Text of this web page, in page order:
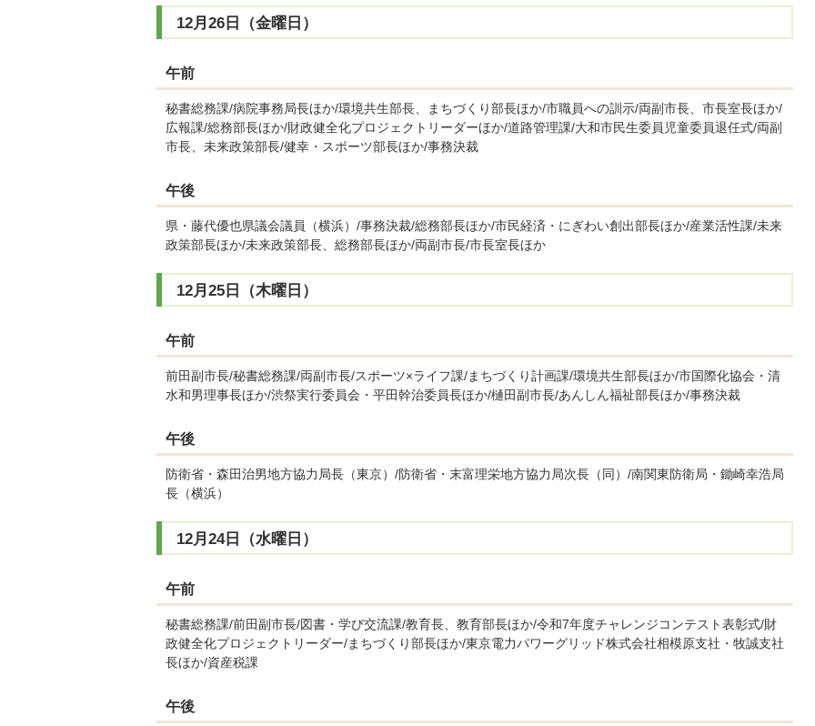
12月26日（金曜日）
午前
秘書総務課/病院事務局長ほか/環境共生部長、まちづくり部長ほか/市職員への訓示/両副市長、市長室長ほか/
広報課/総務部長ほか/財政健全化プロジェクトリーダーほか/道路管理課/大和市民生委員児童委員退任式/両副
市長、未来政策部長/健幸・スポーツ部長ほか/事務決裁
午後
県・藤代優也県議会議員（横浜）/事務決裁/総務部長ほか/市民経済・にぎわい創出部長ほか/産業活性課/未来
政策部長ほか/未来政策部長、総務部長ほか/両副市長/市長室長ほか
12月25日（木曜日）
午前
前田副市長/秘書総務課/両副市長/スポーツ×ライフ課/まちづくり計画課/環境共生部長ほか/市国際化協会・清
水和男理事長ほか/渋祭実行委員会・平田幹治委員長ほか/樋田副市長/あんしん福祉部長ほか/事務決裁
午後
防衛省・森田治男地方協力局長（東京）/防衛省・末富理栄地方協力局次長（同）/南関東防衛局・鋤崎幸浩局
長（横浜）
12月24日（水曜日）
午前
秘書総務課/前田副市長/図書・学び交流課/教育長、教育部長ほか/令和7年度チャレンジコンテスト表彰式/財
政健全化プロジェクトリーダー/まちづくり部長ほか/東京電力パワーグリッド株式会社相模原支社・牧誠支社
長ほか/資産税課
午後